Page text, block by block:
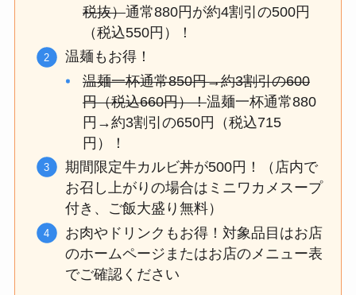
税抜）通常880円が約4割引の500円
（税込550円）！
温麺もお得！
温麺一杯通常850円→約3割引の600
円（税込660円）！温麺一杯通常880
円→約3割引の650円（税込715
円）！
期間限定牛カルビ丼が500円！（店内で
お召し上がりの場合はミニワカメスープ
付き、ご飯大盛り無料）
お肉やドリンクもお得！対象品目はお店
のホームページまたはお店のメニュー表
でご確認ください